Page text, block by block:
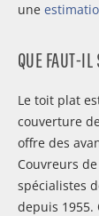
une
QUE FAUT-IL
Le toit plat
couverture
offre des
Couvreurs
spécialistes
depuis